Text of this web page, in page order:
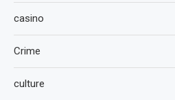
casino
Crime
culture